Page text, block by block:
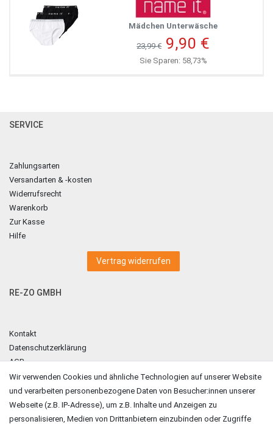
Mädchen Unterwäsche
23,99 € 9,90 €
Sie Sparen: 58,73%
SERVICE
Zahlungsarten
Versandarten & -kosten
Widerrufsrecht
Warenkorb
Zur Kasse
Hilfe
Vertrag widerrufen
RE-ZO GMBH
Kontakt
Datenschutzerklärung
AGB
Impressum
ZAHLUNGSARTEN
Wir verwenden Cookies und ähnliche Technologien auf unserer Website
und verarbeiten personenbezogene Daten von Besucher:innen unserer
Webseite (z.B. IP-Adresse), um z.B. Inhalte und Anzeigen zu
personalisieren, Medien von Drittanbietern einzubinden oder Zugriffe